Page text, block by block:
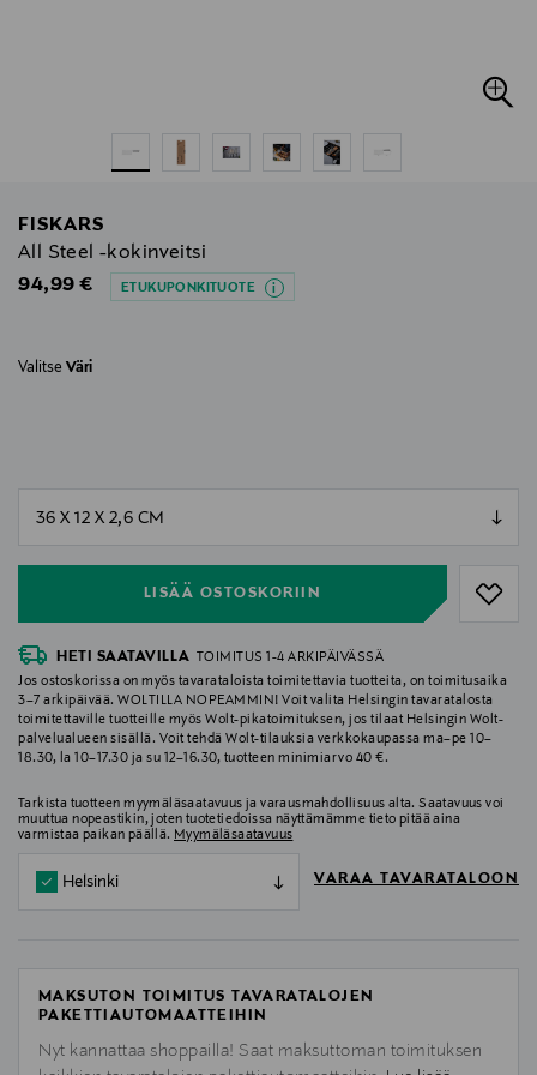
FISKARS
All Steel -kokinveitsi
Original Price
94,99 € ETUKUPONKITUOTE
Valitse Väri
LISÄÄ OSTOSKORIIN
HETI SAATAVILLA
TOIMITUS 1-4 ARKIPÄIVÄSSÄ
Jos ostoskorissa on myös tavarataloista toimitettavia tuotteita, on toimitusaika
3–7 arkipäivää. WOLTILLA NOPEAMMIN! Voit valita Helsingin tavaratalosta
toimitettaville tuotteille myös Wolt-pikatoimituksen, jos tilaat Helsingin Wolt-
palvelualueen sisällä. Voit tehdä Wolt-tilauksia verkkokaupassa ma–pe 10–
18.30, la 10–17.30 ja su 12–16.30, tuotteen minimiarvo 40 €.
Tarkista tuotteen myymäläsaatavuus ja varausmahdollisuus alta. Saatavuus voi
muuttua nopeastikin, joten tuotetiedoissa näyttämämme tieto pitää aina
varmistaa paikan päällä. Myymäläsaatavuus
Helsinki VARAA TAVARATALOON
MAKSUTON TOIMITUS TAVARATALOJEN
PAKETTIAUTOMAATTEIHIN
Nyt kannattaa shoppailla! Saat maksuttoman toimituksen